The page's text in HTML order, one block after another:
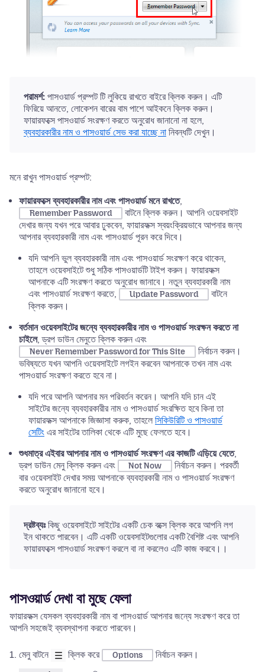
পরামর্শ: পাসওয়ার্ড প্রম্পট টি লুকিয়ে রাখতে বাইরে ক্লিক করুন। এটি
ফিরিয়ে আনতে, লোকেশন বারের বাম পাশে আইকনে ক্লিক করুন।
ফায়ারফক্সে পাসওয়ার্ড সংরক্ষণ করতে অনুরোধ জানানো না হলে,
ব্যবহারকারীর নাম ও পাসওয়ার্ড সেভ করা যাচ্ছে না নিবন্ধটি দেখুন।
মনে রাখুন পাসওয়ার্ড প্রম্পট:
ফায়ারফক্সে ব্যবহারকারীর নাম এবং পাসওয়ার্ড মনে রাখতে,
Remember Password
বাটনে ক্লিক করুন। আপনি ওয়েবসাইট
দেখার জন্য যখন পরে আবার ঢুকবেন, ফায়ারফক্স স্বয়ংক্রিয়ভাবে আপনার জন্য
আপনার ব্যবহারকারী নাম এবং পাসওয়ার্ড পূরন করে দিবে।
যদি আপনি ভুল ব্যবহারকারী নাম এবং পাসওয়ার্ড সংরক্ষণ করে থাকেন,
তাহলে ওয়েবসাইটে শুধু সঠিক পাসওয়ার্ডটি টাইপ করুন। ফায়ারফক্স
আপনাকে এটি সংরক্ষণ করতে অনুরোধ জানাবে। নতুন ব্যবহারকারী নাম
এবং পাসওয়ার্ড সংরক্ষণ করতে,
Update Password
বাটনে
ক্লিক করুন।
বর্তমান ওয়েবসাইটের জন্যে ব্যবহারকারীর নাম ও পাসওয়ার্ড সংরক্ষন করতে না
চাইলে, ড্রপ ডাউন মেনুতে ক্লিক করুন এবং
Never Remember Password for This Site
নির্বাচন করুন।
ভবিষ্যতে যখন আপনি ওয়েবসাইটে লগইন করবেন আপনাকে তখন নাম এবং
পাসওয়ার্ড সংরক্ষণ করতে হবে না।
যদি পরে আপনি আপনার মন পরিবর্তন করেন। আপনি যদি চান এই
সাইটের জন্যে ব্যবহারকারীর নাম ও পাসওয়ার্ড সংরক্ষিত হবে কিনা তা
ফায়ারফক্স আপনাকে জিজ্ঞাসা করুক, তাহলে সিকিউরিটি ও পাসওয়ার্ড
সেটিং এর সাইটের তালিকা থেকে এটি মুছে ফেলতে হবে।
শুধমাত্র এইবার আপনার নাম ও পাসওয়ার্ড সংরক্ষণ এর কাজটি এড়িয়ে যেতে,
ড্রপ ডাউন মেনু ক্লিক করুন এবং
Not Now
নির্বাচন করুন। পরবর্তী
বার ওয়েবসাইট দেখার সময় আপনাকে ব্যবহারকারী নাম ও পাসওয়ার্ড সংরক্ষণ
করতে অনুরোধ জানানো হবে।
দ্রষ্টব্যঃকিছু ওয়েবসাইটে সাইটের একটি চেক বক্সে ক্লিক করে আপনি লগ
ইন থাকতে পারবেন। এটি একটি ওয়েবসাইটগুলোর একটি বৈশিষ্ট এবং আপনি
ফায়ারফক্সে পাসওয়ার্ড সংরক্ষণ করলে বা না করলেও এটি কাজ করবে।।
পাসওয়ার্ড দেখা বা মুছে ফেলা
ফায়ারফক্স যেসকল ব্যবহারকারী নাম বা পাসওয়ার্ড আপনার জন্যে সংরক্ষণ করে তা
আপনি সহজেই ব্যবস্থাপনা করতে পারবেন।
মেনু বাটনে ক্লিক করে Options
নির্বাচন করুন।